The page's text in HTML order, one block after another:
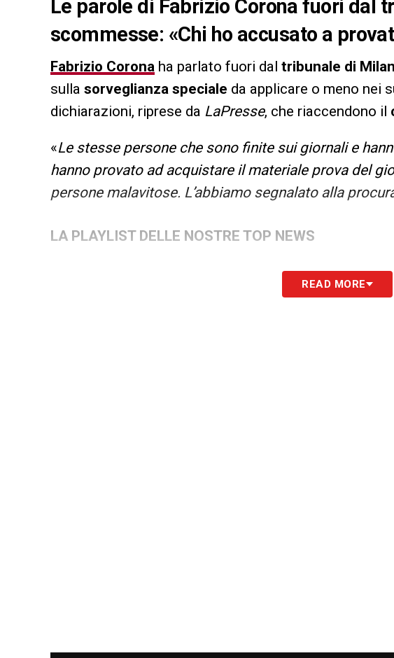
Le parole di Fabrizio Corona fuori dal
scommesse: «Chi ho accusato a
Fabrizio Corona ha parlato fuori dal tribunale di
sulla sorveglianza speciale da applicare o meno nei
dichiarazioni, riprese da LaPresse, che riaccendono il
«Le stesse persone che sono finite sui giornali e
hanno provato ad acquistare il materiale prova del
persone malavitose. L’abbiamo segnalato alla
LA PLAYLIST DELLE NOSTRE TOP NEWS
READ MORE